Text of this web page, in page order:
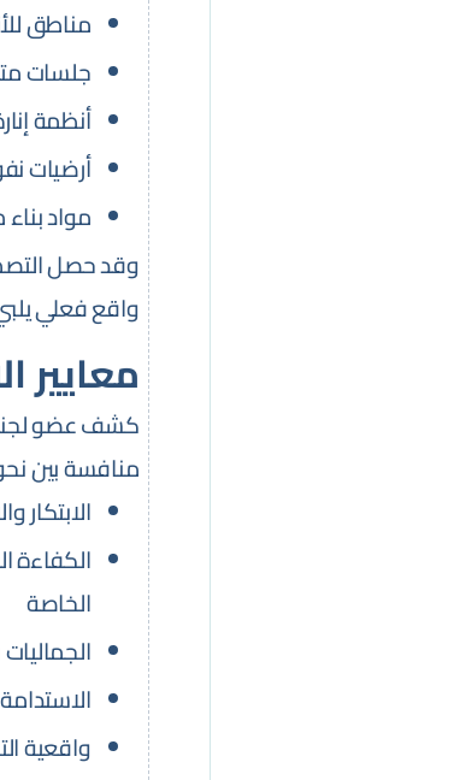
مناطق
جلسات
أنظمة
أرضيات
مواد
وقد حصل
واقع فعلي
معايير
كشف عضو لجنة
منافسة بين
الكفاءة
الخاصة
واقعية